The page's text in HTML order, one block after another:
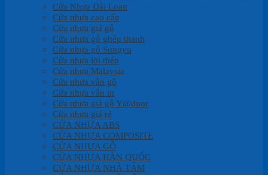
Cửa Nhựa Đài Loan
Cửa nhựa cao cấp
Cửa nhựa giả gỗ
Cửa nhựa gỗ ghép thanh
Cửa nhựa gỗ Sungyu
Cửa nhựa lõi thép
Cửa nhựa Malaysia
Cửa nhựa vân gỗ
Cửa nhựa vân in
Cửa nhựa giả gỗ Y@door
Cửa nhựa giá rẻ
CỬA NHỰA ABS
CỬA NHỰA COMPOSITE
CỬA NHỰA GỖ
CỬA NHỰA HÀN QUỐC
CỬA NHỰA NHÀ TẮM